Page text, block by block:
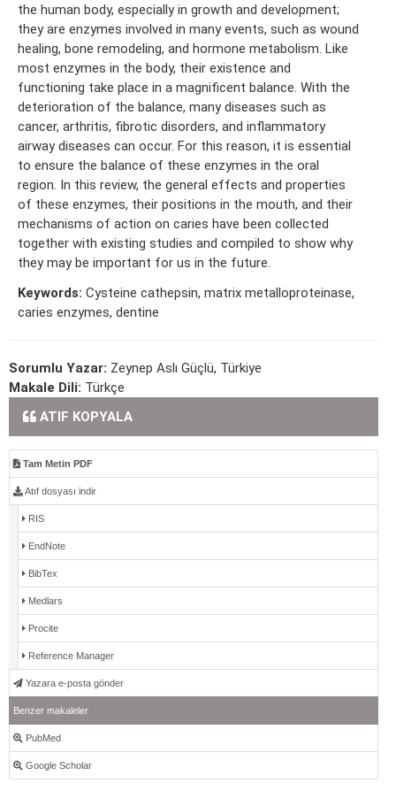
the human body, especially in growth and development;
they are enzymes involved in many events, such as wound
healing, bone remodeling, and hormone metabolism. Like
most enzymes in the body, their existence and
functioning take place in a magnificent balance. With the
deterioration of the balance, many diseases such as
cancer, arthritis, fibrotic disorders, and inflammatory
airway diseases can occur. For this reason, it is essential
to ensure the balance of these enzymes in the oral
region. In this review, the general effects and properties
of these enzymes, their positions in the mouth, and their
mechanisms of action on caries have been collected
together with existing studies and compiled to show why
they may be important for us in the future.
Keywords: Cysteine cathepsin, matrix metalloproteinase,
caries enzymes, dentine
Sorumlu Yazar: Zeynep Aslı Güçlü, Türkiye
Makale Dili: Türkçe
ATIF KOPYALA
Tam Metin PDF
Atıf dosyası indir
RIS
EndNote
BibTex
Medlars
Procite
Reference Manager
Yazara e-posta gönder
Benzer makaleler
PubMed
Google Scholar